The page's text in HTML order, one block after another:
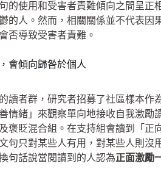
的使用和受害者責難傾向之間呈正
的人。然而，相關關係並不代表
否導致受害者責難。
會傾向歸咎於個人
讀者群，研究者招募了社區樣本作
情緒」來觀察單向地接收自我激
貶混合組。在支持組會讀到「正
句只對某些人有用，對某些人則沒
句話說當閱讀到的人認為正面激勵